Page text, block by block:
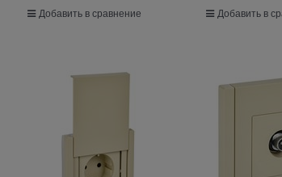
Добавить в сравнение Добавить в